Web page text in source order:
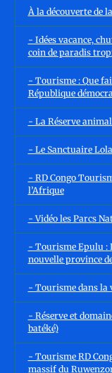
À la découverte de
- Idées vacance,
coin de paradis
- Tourisme : Que
République
- La Réserve
- Le Sanctuaire
- RD Congo
l’Afrique
- Vidéo les Parcs
- Tourisme Epulu :
nouvelle province
- Tourisme dans la
- Réserve et
batéké)
- Tourisme RD
massif du